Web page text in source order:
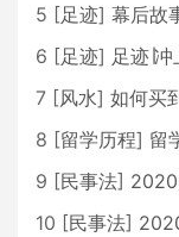
5 [足迹] 幕后故
6 [足迹] 足迹∣
7 [风水] 如何买
8 [留学历程] 留
9 [民事法] 2020
10 [民事法]